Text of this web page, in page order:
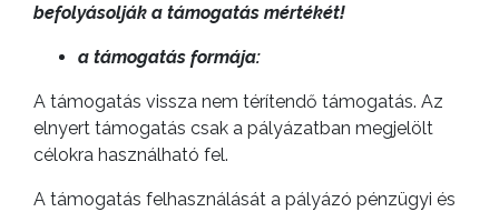
befolyásolják a támogatás mértékét!
a támogatás formája:
A támogatás vissza nem térítendő támogatás. Az
elnyert támogatás csak a pályázatban megjelölt
célokra használható fel.
A támogatás felhasználását a pályázó pénzügyi és